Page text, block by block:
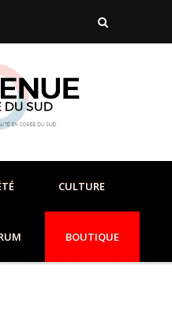
CULTURE
BOUTIQUE